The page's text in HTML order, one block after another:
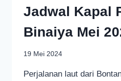
Jadwal Kapal
Binaiya Mei
19 Mei 2024
Perjalanan laut dari